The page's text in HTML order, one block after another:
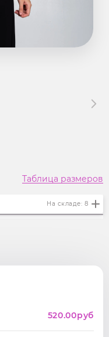
Таблица размеров
На складе: 8
520.00руб